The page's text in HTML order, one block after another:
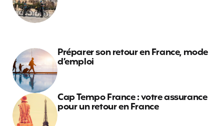
Préparer son retour en France, mode
d’emploi
Cap Tempo France : votre assurance
pour un retour en France